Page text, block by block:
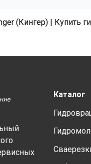
(Кингер) | Купить
Каталог